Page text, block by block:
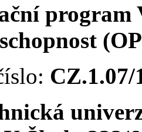
program
CZ.1.07/